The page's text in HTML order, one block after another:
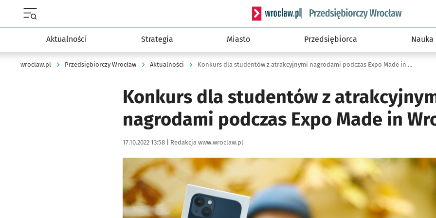
Serwis informacyjny wroclaw.pl podserwis:
Aktualności Strategia Miasto Przedsiębiorca Nauka
wroclaw.pl Przedsiębiorczy Wrocław Aktualności Konkurs dla studentów z atrakcyjnymi nagrodami podczas Expo Made in Wrocław
Konkurs dla studentów z
nagrodami podczas Expo Made in
Data publikacji:
17.10.2022 13:58 | Autor:
Redakcja www.wroclaw.pl
Kliknij, aby powiększyć